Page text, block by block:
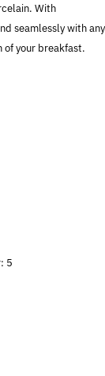
With
seamlessly with
of your breakfast.
5